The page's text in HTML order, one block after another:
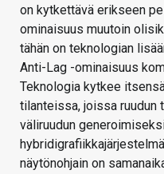
on kytkettävä erikseen
ominaisuus muutoin
tähän on teknologian
Anti-Lag -ominaisuus
Teknologia kytkee
tilanteissa, joissa ruudun
väliruudun
näytönohjain on